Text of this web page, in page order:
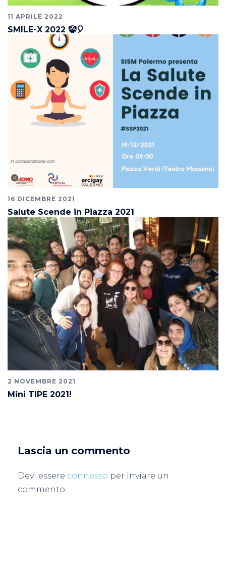
11 APRILE 2022
SMILE-X 2022 🤡🎈
16 DICEMBRE 2021
Salute Scende in Piazza 2021
2 NOVEMBRE 2021
Mini TIPE 2021!
Lascia un commento
Devi essere connesso per inviare un
commento.